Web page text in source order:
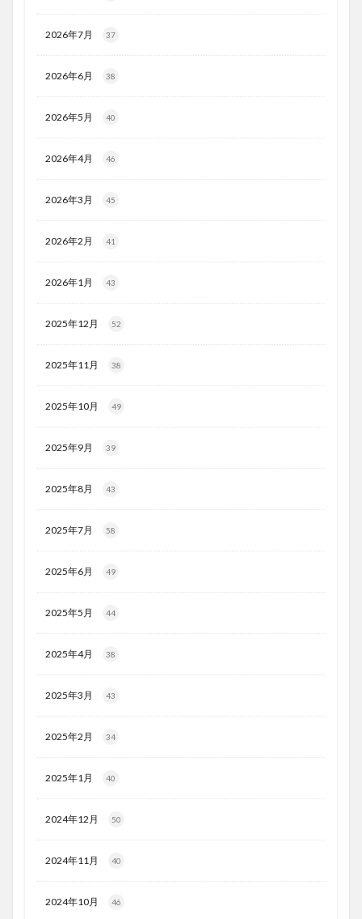
2026年7月 37
2026年6月 38
2026年5月 40
2026年4月 46
2026年3月 45
2026年2月 41
2026年1月 43
2025年12月 52
2025年11月 38
2025年10月 49
2025年9月 39
2025年8月 43
2025年7月 58
2025年6月 49
2025年5月 44
2025年4月 38
2025年3月 43
2025年2月 34
2025年1月 40
2024年12月 50
2024年11月 40
2024年10月 46